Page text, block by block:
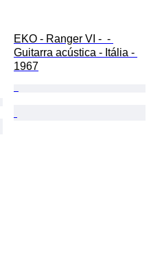
EKO - Ranger VI -  -
Guitarra acústica - Itália -
1967